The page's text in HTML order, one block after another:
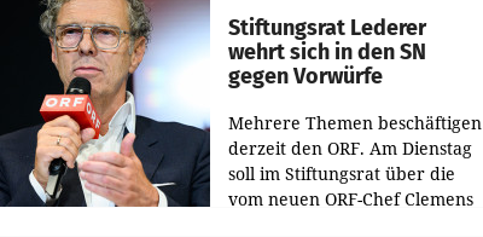
Stiftungsrat Lederer
wehrt sich in den SN
gegen Vorwürfe
Mehrere Themen beschäftigen
derzeit den ORF. Am Dienstag
soll im Stiftungsrat über die
vom neuen ORF-Chef Clemens